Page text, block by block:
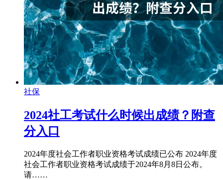
社保
2024社工考试什么时候出成绩？附查
分入口
2024年度社会工作者职业资格考试成绩已公布 2024年度
社会工作者职业资格考试成绩于2024年8月8日公布。
请……